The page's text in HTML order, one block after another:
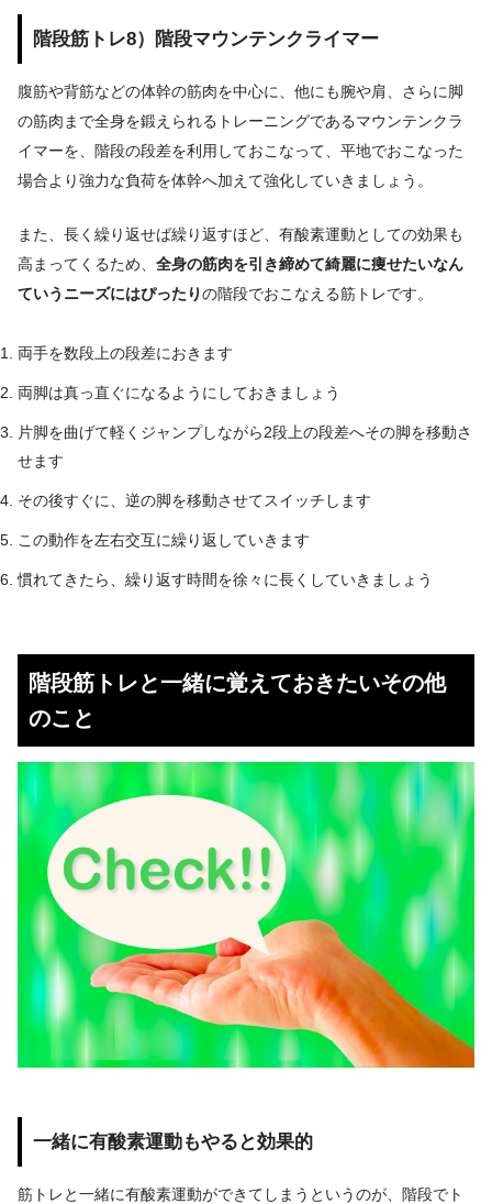
階段筋トレ8）階段マウンテンクライマー
腹筋や背筋などの体幹の筋肉を中心に、他にも腕や肩、さらに脚
の筋肉まで全身を鍛えられるトレーニングであるマウンテンクラ
イマーを、階段の段差を利用しておこなって、平地でおこなった
場合より強力な負荷を体幹へ加えて強化していきましょう。
また、長く繰り返せば繰り返すほど、有酸素運動としての効果も
高まってくるため、 全身の筋肉を引き締めて綺麗に痩せたいなん
ていうニーズにはぴったりの階段でおこなえる筋トレです。
両手を数段上の段差におきます
両脚は真っ直ぐになるようにしておきましょう
片脚を曲げて軽くジャンプしながら2段上の段差へその脚を移動さ
せます
その後すぐに、逆の脚を移動させてスイッチします
この動作を左右交互に繰り返していきます
慣れてきたら、繰り返す時間を徐々に長くしていきましょう
階段筋トレと一緒に覚えておきたいその他
のこと
一緒に有酸素運動もやると効果的
筋トレと一緒に有酸素運動ができてしまうというのが、階段でト